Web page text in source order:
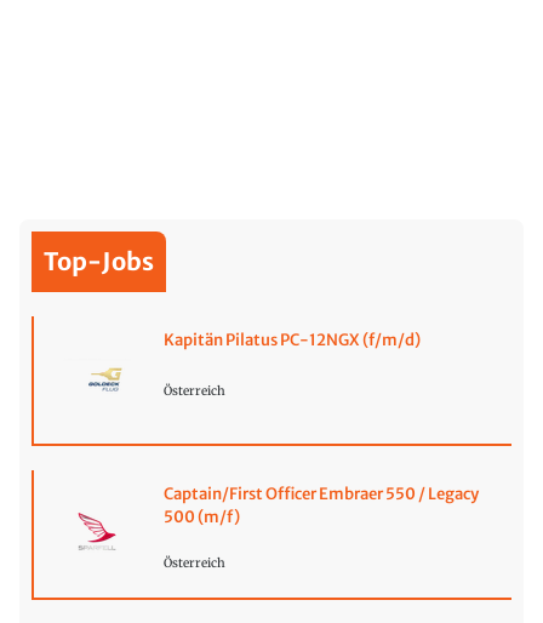
Top-Jobs
Kapitän Pilatus PC-12NGX (f/m/d)
Österreich
Captain/First Officer Embraer 550 / Legacy
500 (m/f)
Österreich